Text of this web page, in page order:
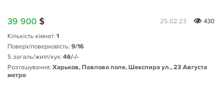
39 900 $ 25.02.23
430
Кількість кімнат: 1
Поверх/поверховість: 9/16
S загаль/житл/кух: 46/-/-
Розташування: Харьков, Павлово поле, Шекспира ул., 23 Августа
метро